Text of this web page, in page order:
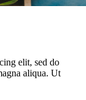
elit, sed do
aliqua. Ut